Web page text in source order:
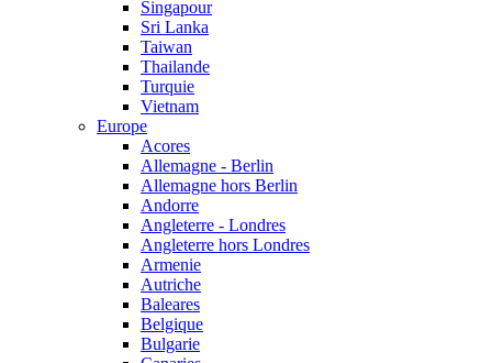
Singapour
Sri Lanka
Taiwan
Thailande
Turquie
Vietnam
Europe
Acores
Allemagne - Berlin
Allemagne hors Berlin
Andorre
Angleterre - Londres
Angleterre hors Londres
Armenie
Autriche
Baleares
Belgique
Bulgarie